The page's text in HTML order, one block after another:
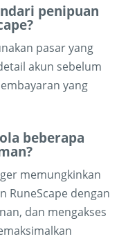
penipuan
pasar yang
akun sebelum
yang
beberapa
memungkinkan
RuneScape dengan
dan mengakses